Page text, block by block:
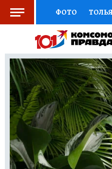
ФОТО
ВЫБОР
КНИЖНАЯ
ПРЕСС-ЦЕНТР
КОЛЛЕКЦИИ